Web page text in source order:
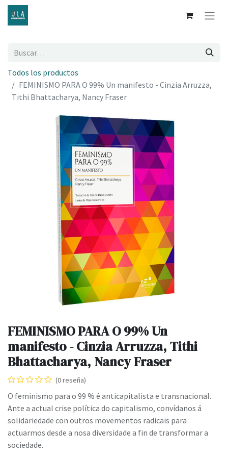
Todos los productos
FEMINISMO PARA O 99% Un manifesto - Cinzia Arruzza,
Tithi Bhattacharya, Nancy Fraser
FEMINISMO PARA O 99% Un
manifesto - Cinzia Arruzza, Tithi
Bhattacharya, Nancy Fraser
(0 reseña)
O feminismo para o 99 % é anticapitalista e transnacional.
Ante a actual crise política do capitalismo, convídanos á
solidariedade con outros movementos radicais para
actuarmos desde a nosa diversidade a fin de transformar a
sociedade.